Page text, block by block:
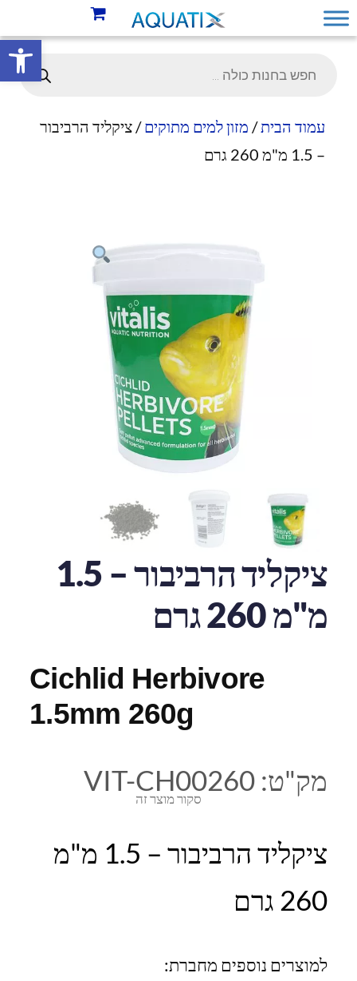
פתח
עמוד הבית/ מזון למים מתוקים/ ציקליד הרביבור
– 1.5 מ"מ 260 גרם
ציקליד הרביבור – 1.5
מ"מ 260 גרם
Cichlid Herbivore
1.5mm 260g
סקור מוצר זה
מק"ט: VIT-CH00260
ציקליד הרביבור – 1.5 מ"מ
260 גרם
למוצרים נוספים מחברת: